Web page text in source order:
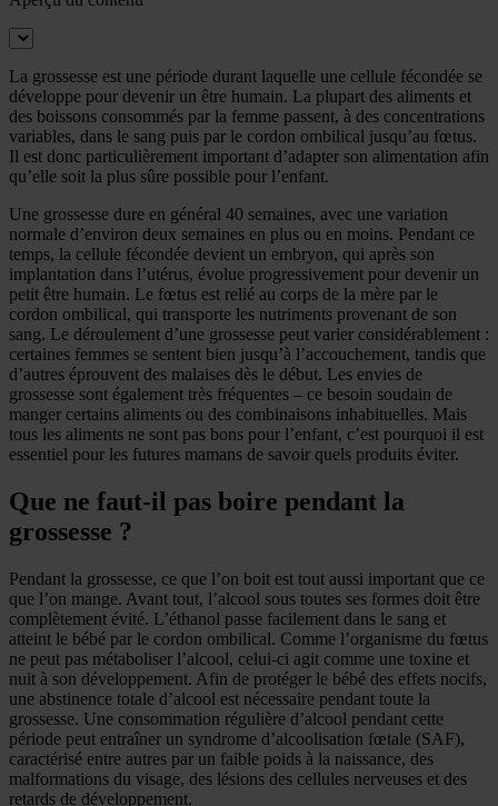
La grossesse est une période durant laquelle une cellule fécondée se
développe pour devenir un être humain. La plupart des aliments et
des boissons consommés par la femme passent, à des concentrations
variables, dans le sang puis par le cordon ombilical jusqu’au fœtus.
Il est donc particulièrement important d’adapter son alimentation afin
qu’elle soit la plus sûre possible pour l’enfant.
Une grossesse dure en général 40 semaines, avec une variation
normale d’environ deux semaines en plus ou en moins. Pendant ce
temps, la cellule fécondée devient un embryon, qui après son
implantation dans l’utérus, évolue progressivement pour devenir un
petit être humain. Le fœtus est relié au corps de la mère par le
cordon ombilical, qui transporte les nutriments provenant de son
sang. Le déroulement d’une grossesse peut varier considérablement :
certaines femmes se sentent bien jusqu’à l’accouchement, tandis que
d’autres éprouvent des malaises dès le début. Les envies de
grossesse sont également très fréquentes – ce besoin soudain de
manger certains aliments ou des combinaisons inhabituelles. Mais
tous les aliments ne sont pas bons pour l’enfant, c’est pourquoi il est
essentiel pour les futures mamans de savoir quels produits éviter.
Que ne faut-il pas boire pendant la
grossesse ?
Pendant la grossesse, ce que l’on boit est tout aussi important que ce
que l’on mange. Avant tout, l’alcool sous toutes ses formes doit être
complètement évité. L’éthanol passe facilement dans le sang et
atteint le bébé par le cordon ombilical. Comme l’organisme du fœtus
ne peut pas métaboliser l’alcool, celui-ci agit comme une toxine et
nuit à son développement. Afin de protéger le bébé des effets nocifs,
une abstinence totale d’alcool est nécessaire pendant toute la
grossesse. Une consommation régulière d’alcool pendant cette
période peut entraîner un syndrome d’alcoolisation fœtale (SAF),
caractérisé entre autres par un faible poids à la naissance, des
malformations du visage, des lésions des cellules nerveuses et des
retards de développement.